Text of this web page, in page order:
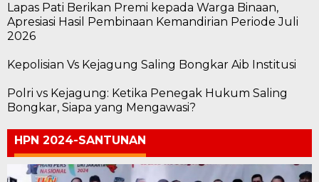
Lapas Pati Berikan Premi kepada Warga Binaan,
Apresiasi Hasil Pembinaan Kemandirian Periode Juli
2026
Kepolisian Vs Kejagung Saling Bongkar Aib Institusi
Polri vs Kejagung: Ketika Penegak Hukum Saling
Bongkar, Siapa yang Mengawasi?
HPN 2024-SANTUNAN